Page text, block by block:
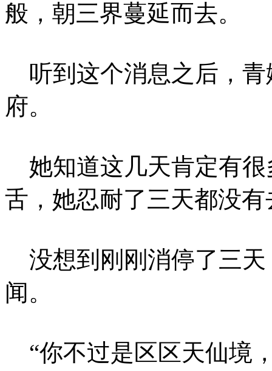
般，朝三界蔓延而去。
听到这个消息之后，青
府。
她知道这几天肯定有很
舌，她忍耐了三天都没
没想到刚刚消停了三天
闻。
“你不过是区区天仙境